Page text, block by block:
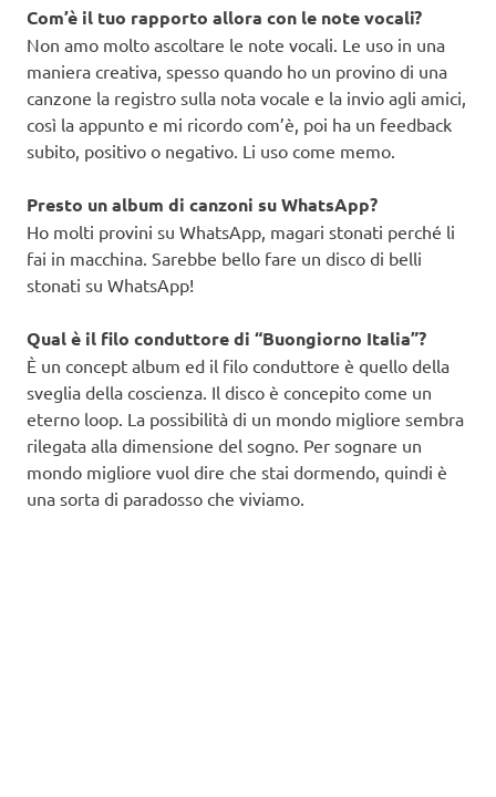
Com’è il tuo rapporto allora con le note vocali?
Non amo molto ascoltare le note vocali. Le uso in una
maniera creativa, spesso quando ho un provino di una
canzone la registro sulla nota vocale e la invio agli amici,
così la appunto e mi ricordo com’è, poi ha un feedback
subito, positivo o negativo. Li uso come memo.
Presto un album di canzoni su WhatsApp?
Ho molti provini su WhatsApp, magari stonati perché li
fai in macchina. Sarebbe bello fare un disco di belli
stonati su WhatsApp!
Qual è il filo conduttore di “Buongiorno Italia”?
È un concept album ed il filo conduttore è quello della
sveglia della coscienza. Il disco è concepito come un
eterno loop. La possibilità di un mondo migliore sembra
rilegata alla dimensione del sogno. Per sognare un
mondo migliore vuol dire che stai dormendo, quindi è
una sorta di paradosso che viviamo.